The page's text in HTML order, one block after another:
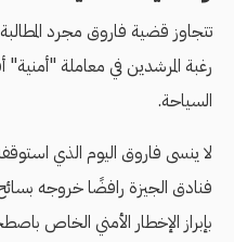
تتجاوز قضية فاروق مجرد
رغبة المرشدين في معاملة
السياحة.
لا ينسى فاروق اليوم الذي
فنادق الجيزة رافضًا خروجه بسائح
بإبراز الإخطار الأمني الخاص